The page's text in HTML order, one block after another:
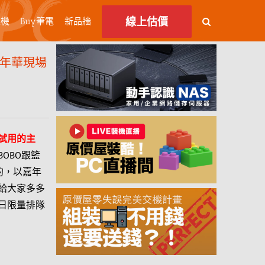
Buy筆電 新品牆 線上估價
華現場
用的主
跟籃
，以嘉年
大家多多
限量排隊